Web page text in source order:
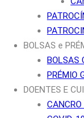
BOLSAS e
BOLSAS
PRÉMIO
DOENTES E
CANCRO